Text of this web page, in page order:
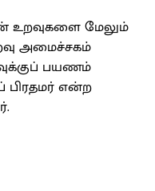
உறவுகளை மேலும்
அமைச்சகம்
பயணம்
என்ற